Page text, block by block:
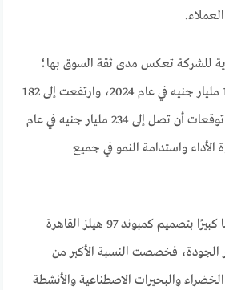
للشركة تعكس مدى ثقة السوق بها؛
حيث بلغت مبيعاتها 130 مليار جنيه في عام 2024، وارتفعت إلى 182
مليار جنيه في 2025، مع توقعات أن تصل إلى 234 مليار جنيه في عام
الأداء واستدامة النمو في جميع
وقد أولت الشركة اهتمامًا كبيرًا بتصميم كمبوند 97 هيلز القاهرة
الجودة، فخصصت النسبة الأكبر من
والبحيرات الاصطناعية والأنشطة